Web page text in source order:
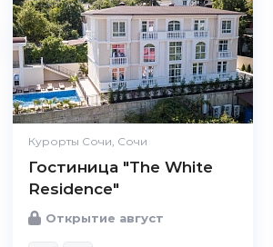
Курорты Сочи, Сочи
Гостиница "The White
Residence"
Открытие август